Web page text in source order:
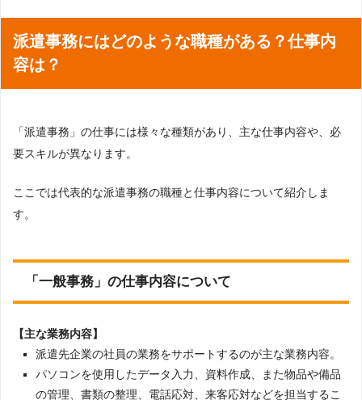
派遣事務にはどのような職種がある？仕事内
容は？
「派遣事務」の仕事には様々な種類があり、主な仕事内容や、必
要スキルが異なります。
ここでは代表的な派遣事務の職種と仕事内容について紹介しま
す。
「一般事務」の仕事内容について
【主な業務内容】
派遣先企業の社員の業務をサポートするのが主な業務内容。
パソコンを使用したデータ入力、資料作成、また物品や備品
の管理、書類の整理、電話応対、来客応対などを担当するこ